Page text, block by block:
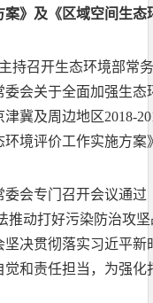
》及《区域空间生
持召开生态环境部常
委会关于全面加强生
冀及周边地区2018-
境评价工作实施方案
会专门召开会议通
推动打好污染防治攻
决贯彻落实习近平
和责任担当，为强